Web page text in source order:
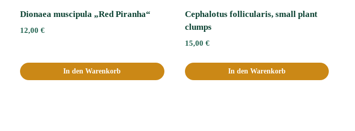
Dionaea muscipula „Red Piranha“
12,00 €
In den Warenkorb
Cephalotus follicularis, small plant
clumps
15,00 €
In den Warenkorb